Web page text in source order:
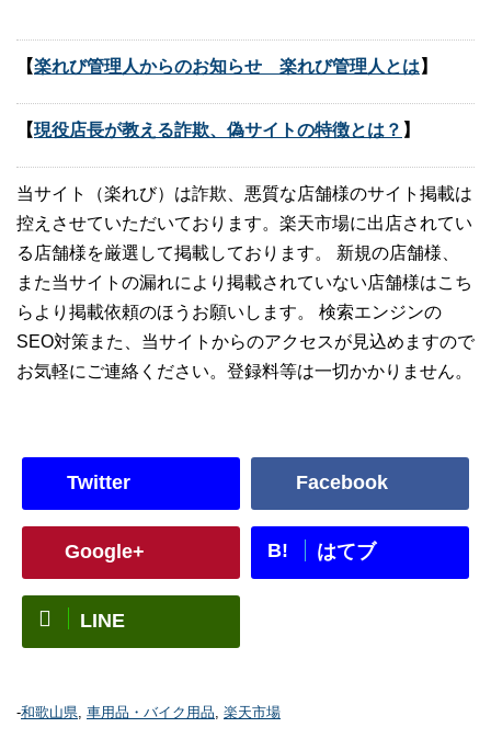
【楽れび管理人からのお知らせ 楽れび管理人とは 】
【現役店長が教える詐欺、偽サイトの特徴とは？ 】
当サイト（楽れび）は詐欺、悪質な店舗様のサイト掲載は
控えさせていただいております。楽天市場に出店されてい
る店舗様を厳選して掲載しております。 新規の店舗様、
また当サイトの漏れにより掲載されていない店舗様はこち
らより掲載依頼のほうお願いします。 検索エンジンの
SEO対策また、当サイトからのアクセスが見込めますので
お気軽にご連絡ください。登録料等は一切かかりません。
Twitter Facebook
Google+ B! はてブ
LINE
-和歌山県, 車用品・バイク用品, 楽天市場